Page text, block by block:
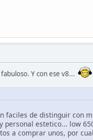
Y con ese v8...
faciles de distinguir
estetico... low
a comprar unos, por